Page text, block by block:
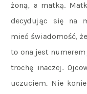
żoną, a matką.
decydując się na
mieć świadomość,
to ona jest
trochę inaczej.
uczuciem. Nie